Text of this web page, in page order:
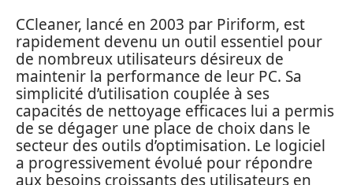
CCleaner, lancé en 2003 par Piriform, est
rapidement devenu un outil essentiel pour
de nombreux utilisateurs désireux de
maintenir la performance de leur PC. Sa
simplicité d’utilisation couplée à ses
capacités de nettoyage efficaces lui a permis
de se dégager une place de choix dans le
secteur des outils d’optimisation. Le logiciel
a progressivement évolué pour répondre
aux besoins croissants des utilisateurs en